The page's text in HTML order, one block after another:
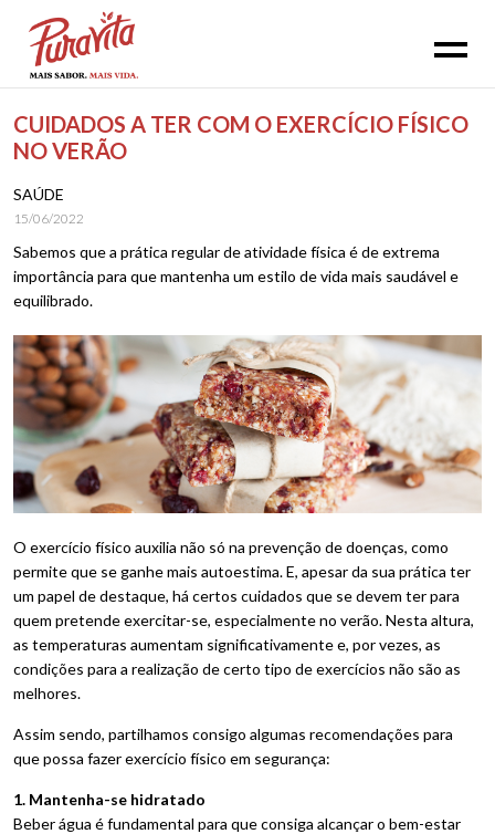
CUIDADOS A TER COM O EXERCÍCIO FÍSICO
NO VERÃO
SAÚDE
15/06/2022
Sabemos que a prática regular de atividade física é de extrema
importância para que mantenha um estilo de vida mais saudável e
equilibrado.
O exercício físico auxilia não só na prevenção de doenças, como
permite que se ganhe mais autoestima. E, apesar da sua prática ter
um papel de destaque, há certos cuidados que se devem ter para
quem pretende exercitar-se, especialmente no verão. Nesta altura,
as temperaturas aumentam significativamente e, por vezes, as
condições para a realização de certo tipo de exercícios não são as
melhores.
Assim sendo, partilhamos consigo algumas recomendações para
que possa fazer exercício físico em segurança:
1. Mantenha-se hidratado
Beber água é fundamental para que consiga alcançar o bem-estar